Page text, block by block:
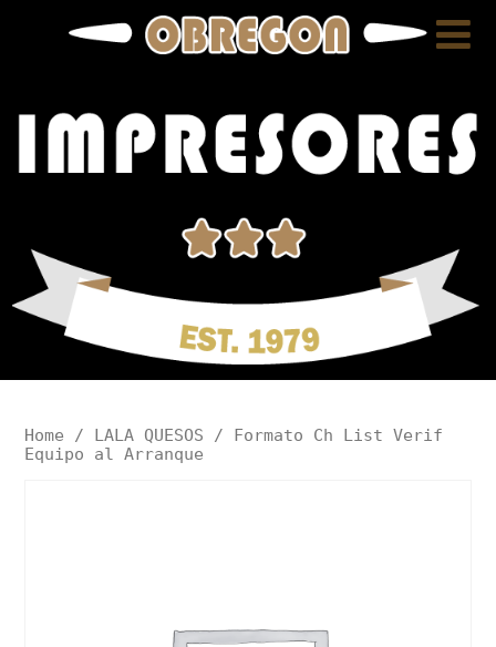
Home / LALA QUESOS / Formato Ch List Verif
Equipo al Arranque